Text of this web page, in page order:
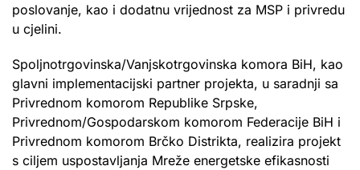
poslovanje, kao i dodatnu vrijednost za MSP i privredu
u cjelini.
Spoljnotrgovinska/Vanjskotrgovinska komora BiH, kao
glavni implementacijski partner projekta, u saradnji sa
Privrednom komorom Republike Srpske,
Privrednom/Gospodarskom komorom Federacije BiH i
Privrednom komorom Brčko Distrikta, realizira projekt
s ciljem uspostavljanja Mreže energetske efikasnosti